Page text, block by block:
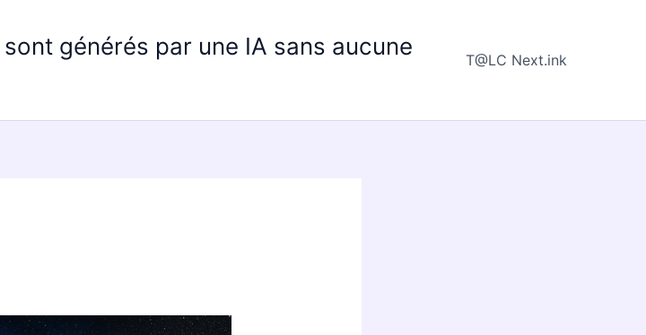
générés par une IA sans aucune
T@LC Next.ink